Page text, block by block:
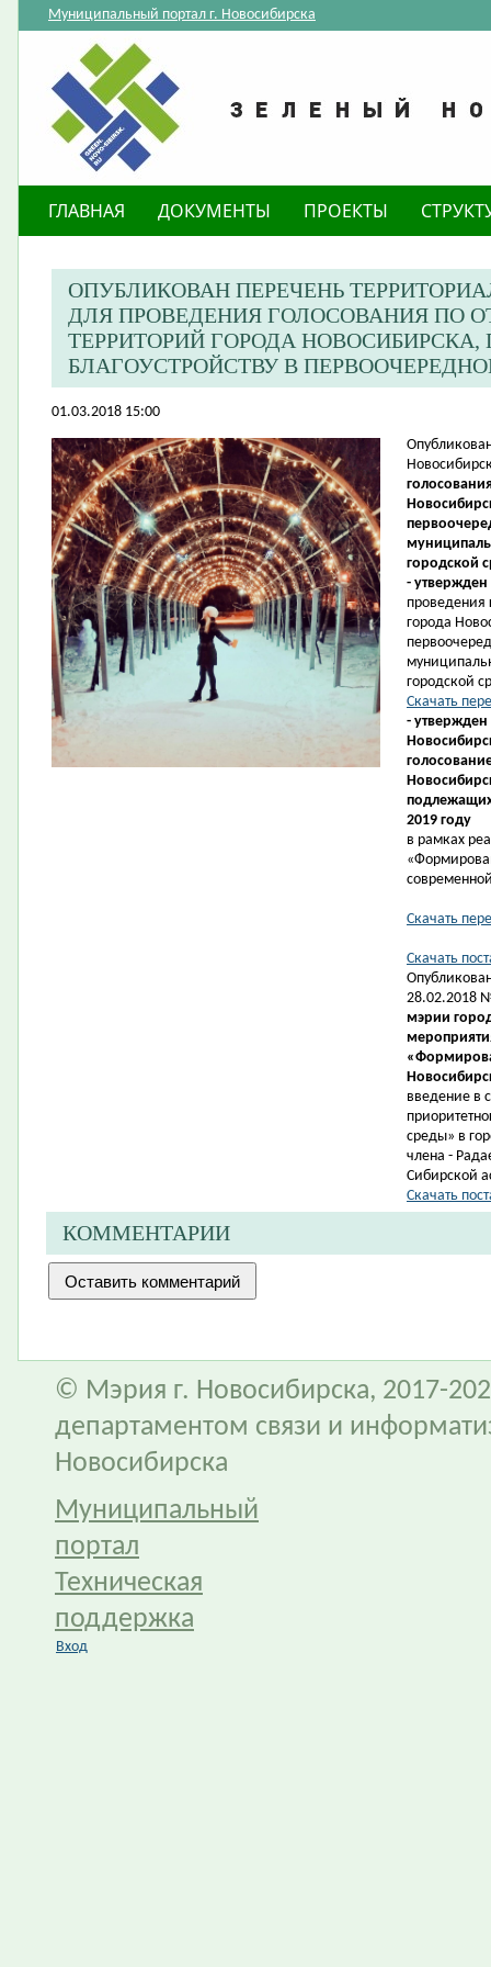
Муниципальный портал г. Новосибирска
ГЛАВНАЯ ДОКУМЕНТЫ ПРОЕКТЫ
ОПУБЛИКОВАН ПЕРЕЧЕНЬ
ДЛЯ ПРОВЕДЕНИЯ ГОЛОСОВАНИЯ ПО
ТЕРРИТОРИЙ ГОРОДА
БЛАГОУСТРОЙСТВУ В
01.03.2018 15:00
городской
-
проведения
города
городской
Скачать
- утвержден
подлежащих
2019 году
в рамках
Скачать
Скачать
28.02.2018
мэрии
введение в
среды» в
члена -
Сибирской
Скачать
КОММЕНТАРИИ
© Мэрия г. Новосибирска, 2017-
департаментом связи и
Новосибирска
Муниципальный
портал
Техническая
поддержка
Вход